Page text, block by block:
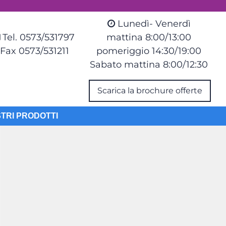
Tel. 0573/531797
Fax 0573/531211
Lunedì- Venerdì
mattina 8:00/13:00
pomeriggio 14:30/19:00
Sabato mattina 8:00/12:30
Scarica la brochure offerte
PRODOTTI